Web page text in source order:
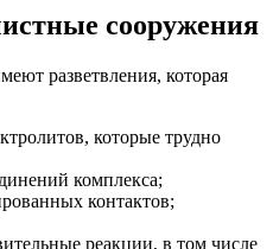
сооружения
разветвления, которая
которые трудно
комплекса;
контактов;
реакции, в том числе